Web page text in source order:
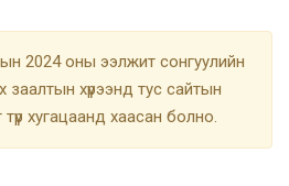
2024 оны ээлжит сонгуулийн
заалтын хүрээнд тус сайтын
түр хугацаанд хаасан болно.